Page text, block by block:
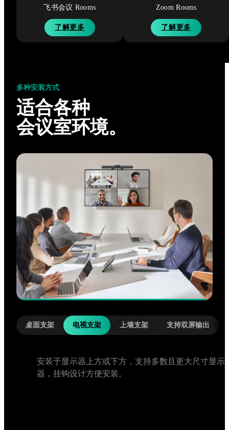
飞书会议 Rooms
了解更多
Zoom Rooms
了解更多
多种安装方式
适合各种
会议室环境。
桌面支架 电视支架 上墙支架 支持双屏输出
安装于墙面，可自定义调整摄像头角度，覆盖全屋理
视野。